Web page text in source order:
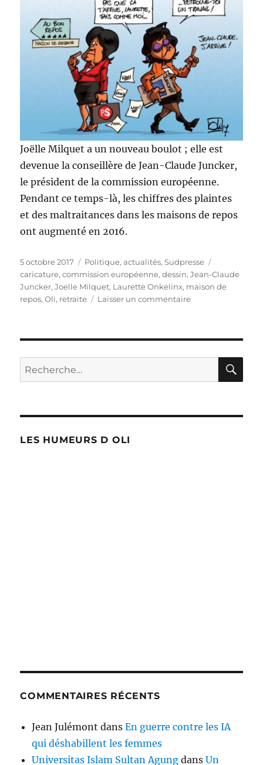
Joëlle Milquet a un nouveau boulot ; elle est
devenue la conseillère de Jean-Claude Juncker,
le président de la commission européenne.
Pendant ce temps-là, les chiffres des plaintes
et des maltraitances dans les maisons de repos
ont augmenté en 2016.
Publié
le
5 octobre 2017 Catégories
Politique, actualités,Sudpresse
caricature,commission européenne,dessin,Jean-Claude
Juncker,Joelle Milquet, Laurette Onkelinx, maison de
repos,Oli, retraite Laisser un commentairesur
?
#CestJoelle
!
Recherche
pour :
LES HUMEURS D OLI
COMMENTAIRES RÉCENTS
Jean Julémont dansEn guerre contre les IA
qui déshabillent les femmes
Universitas Islam Sultan Agung dansUn